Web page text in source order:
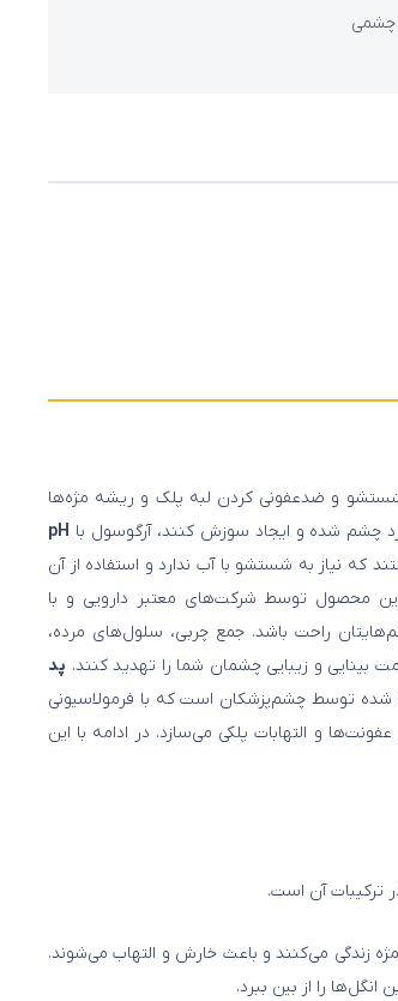
چشمی
و ضدعفونی کردن لبه پلک و ریشه مژه‌ها
pH
که نیاز به شستشو با آب ندارد و استفاده از آن
محصول توسط شرکت‌های معتبر دارویی و با
راحت باشد. جمع چربی، سلول‌های مرده،
بینایی و زیبایی چشمان شما را تهدید کنند. پد
توسط چشم‌پزشکان است که با فرمولاسیونی
و التهابات پلکی می‌سازد. در ادامه با این
ترکیبات آن است.
زندگی می‌کنند و باعث خارش و التهاب می‌شوند.
را از بین ببرد.